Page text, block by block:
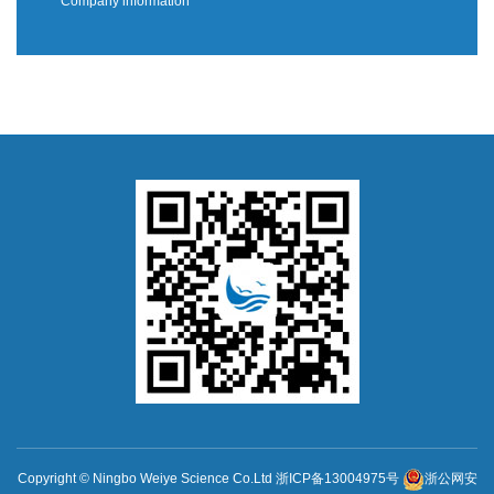
Copyright © Ningbo Weiye Science Co.Ltd 浙ICP备13004975号 浙公网安